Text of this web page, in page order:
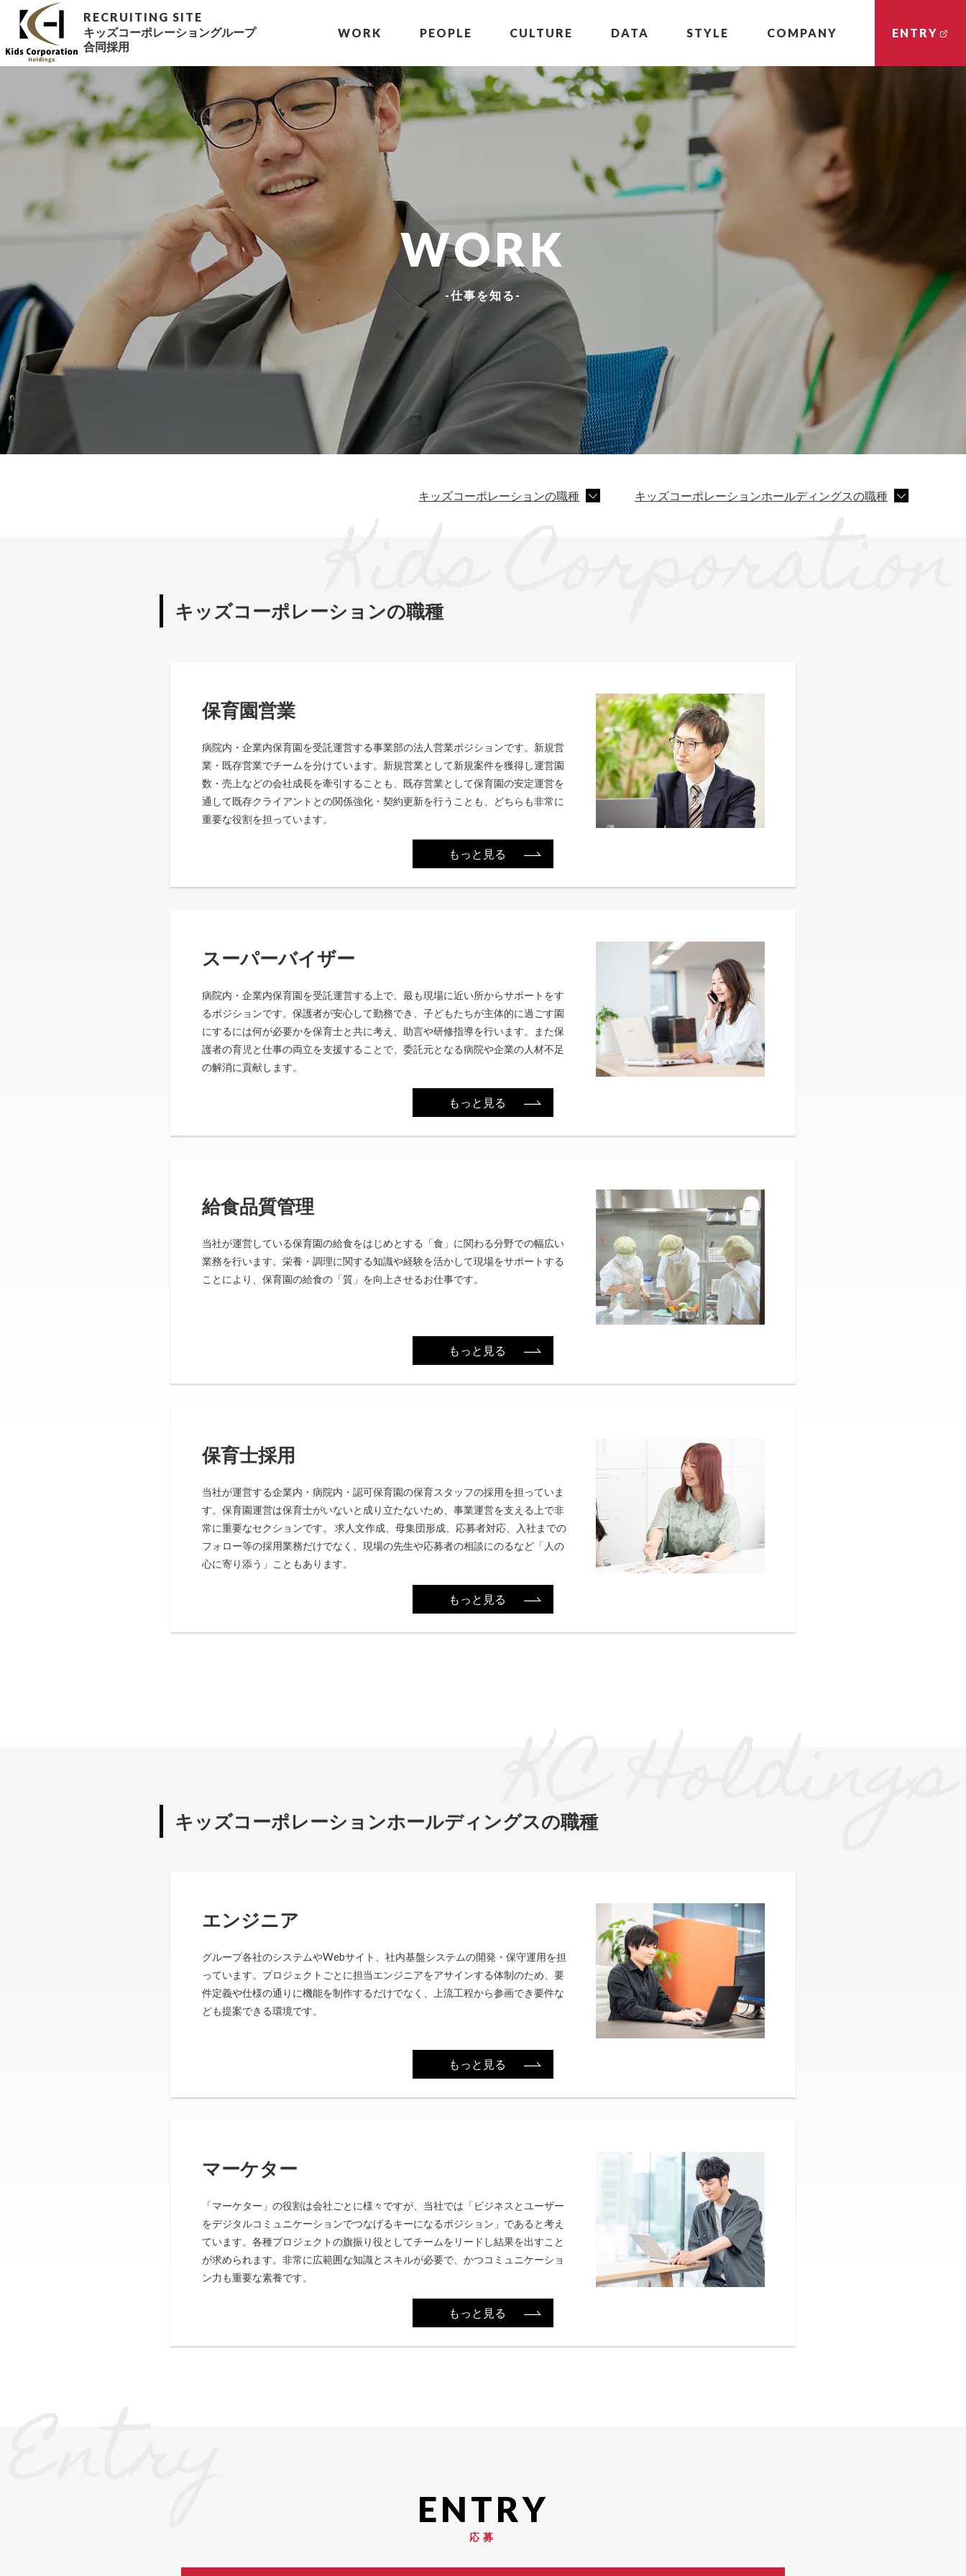
キッズコーポレーショングループ
合同採用
WORK PEOPLE CULTURE DATA STYLE COMPANY ENTRY
WORK
-仕事を知る-
キッズコーポレーションの職種 キッズコーポレーションホールディングスの職種
キッズコーポレーションの職種
保育園営業
病院内・企業内保育園を受託運営する事業部の法人営業ポジションです。新規営
業・既存営業でチームを分けています。新規営業として新規案件を獲得し運営園
数・売上などの会社成長を牽引することも、既存営業として保育園の安定運営を
通して既存クライアントとの関係強化・契約更新を行うことも、どちらも非常に
重要な役割を担っています。
もっと見る
スーパーバイザー
病院内・企業内保育園を受託運営する上で、最も現場に近い所からサポートをす
るポジションです。保護者が安心して勤務でき、子どもたちが主体的に過ごす園
にするには何が必要かを保育士と共に考え、助言や研修指導を行います。また保
護者の育児と仕事の両立を支援することで、委託元となる病院や企業の人材不足
の解消に貢献します。
もっと見る
給食品質管理
当社が運営している保育園の給食をはじめとする「食」に関わる分野での幅広い
業務を行います。栄養・調理に関する知識や経験を活かして現場をサポートする
ことにより、保育園の給食の「質」を向上させるお仕事です。
もっと見る
保育士採用
当社が運営する企業内・病院内・認可保育園の保育スタッフの採用を担っていま
す。保育園運営は保育士がいないと成り立たないため、事業運営を支える上で非
常に重要なセクションです。 求人文作成、母集団形成、応募者対応、入社までの
フォロー等の採用業務だけでなく、現場の先生や応募者の相談にのるなど「人の
心に寄り添う」こともあります。
もっと見る
キッズコーポレーションホールディングスの職種
エンジニア
グループ各社のシステムやWebサイト、社内基盤システムの開発・保守運用を担
っています。プロジェクトごとに担当エンジニアをアサインする体制のため、要
件定義や仕様の通りに機能を制作するだけでなく、上流工程から参画でき要件な
ども提案できる環境です。
もっと見る
マーケター
「マーケター」の役割は会社ごとに様々ですが、当社では「ビジネスとユーザー
をデジタルコミュニケーションでつなげるキーになるポジション」であると考え
ています。各種プロジェクトの旗振り役としてチームをリードし結果を出すこと
が求められます。非常に広範囲な知識とスキルが必要で、かつコミュニケーショ
ン力も重要な素養です。
もっと見る
応募